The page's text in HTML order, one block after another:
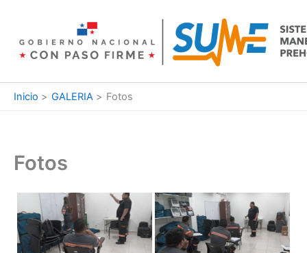
contenido
Inicio GALERIA Fotos
Fotos